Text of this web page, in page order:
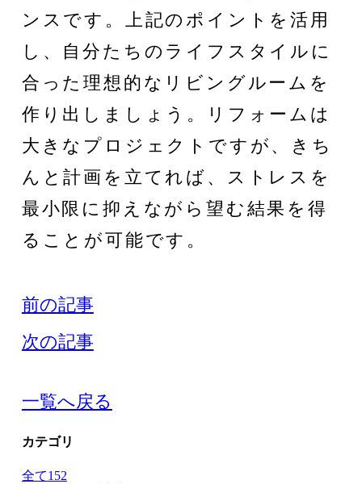
ンスです。上記のポイントを活用
し、自分たちのライフスタイルに
合った理想的なリビングルームを
作り出しましょう。リフォームは
大きなプロジェクトですが、きち
んと計画を立てれば、ストレスを
最小限に抑えながら望む結果を得
ることが可能です。
前の記事
次の記事
一覧へ戻る
カテゴリ
全て152